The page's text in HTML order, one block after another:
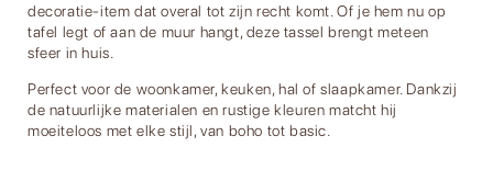
decoratie-item dat overal tot zijn recht komt. Of je hem nu op
tafel legt of aan de muur hangt, deze tassel brengt meteen
sfeer in huis.
Perfect voor de woonkamer, keuken, hal of slaapkamer. Dankzij
de natuurlijke materialen en rustige kleuren matcht hij
moeiteloos met elke stijl, van boho tot basic.